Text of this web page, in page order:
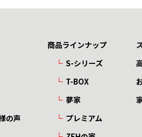
の声
商品ラインナップ
S-シリーズ
T-BOX
夢家
プレミアム